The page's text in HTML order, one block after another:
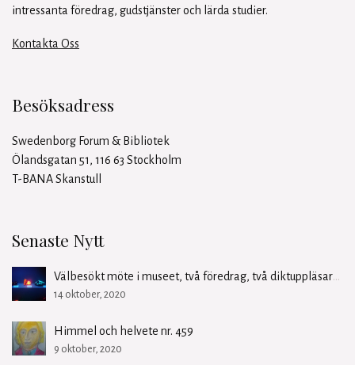
intressanta föredrag, gudstjänster och lärda studier.
Kontakta Oss
Besöksadress
Swedenborg Forum & Bibliotek
Ölandsgatan 51, 116 63 Stockholm
T-BANA Skanstull
Senaste Nytt
Välbesökt möte i museet, två föredrag, två diktuppläsare och en guidning…
14 oktober, 2020
Himmel och helvete nr. 459
9 oktober, 2020